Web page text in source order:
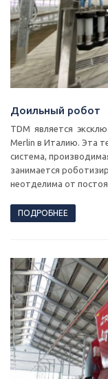
Доильный робот
TDM является
Merlin в Италию. Эта
система,
занимается
неотделима от
ПОДРОБНЕЕ